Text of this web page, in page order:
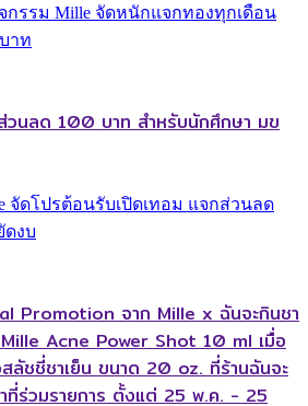
รรม Mille จัดหนักแจกทองทุกเดือน
าท
จัดโปรต้อนรับเปิดเทอม แจกส่วนลด
ดงบ